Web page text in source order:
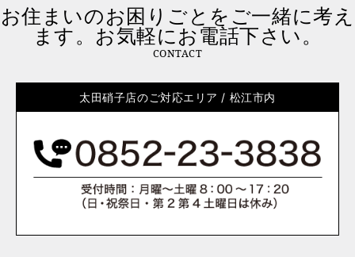
お住まいのお困りごとをご一緒に考え
ます。お気軽にお電話下さい。
CONTACT
太田硝子店のご対応エリア / 松江市内